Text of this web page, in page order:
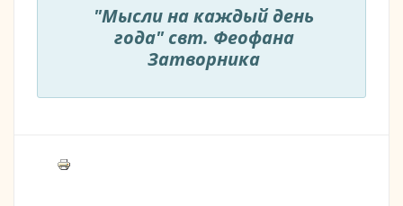
"Мысли на каждый день
года" свт. Феофана
Затворника